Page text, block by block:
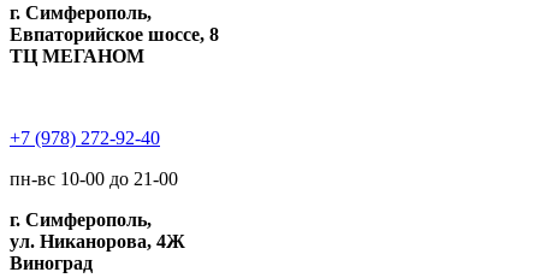
г. Симферополь,
Евпаторийское шоссе, 8
ТЦ МЕГАНОМ
+7 (978) 272-92-40
пн-вс 10-00 до 21-00
г. Симферополь,
ул. Никанорова, 4Ж
Виноград